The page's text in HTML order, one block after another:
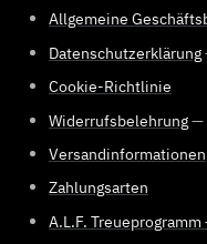
Allgemeine
Datenschutzerklärung
Cookie-Richtlinie
Widerrufsbelehrung—
Versandinformationen
Zahlungsarten
A.L.F. Treueprogramm